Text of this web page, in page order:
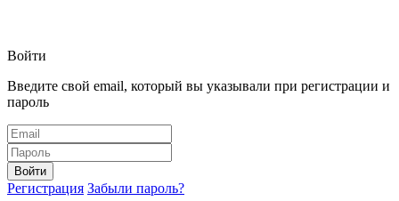
Войти
Введите свой email, который вы указывали при регистрации и
пароль
Войти
Регистрация Забыли пароль?